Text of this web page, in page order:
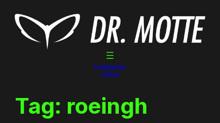
content
Dr. Motte Gigs
Linktree
Tag: roeingh